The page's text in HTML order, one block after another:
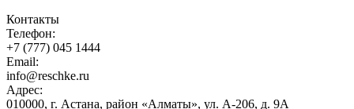
Контакты
Телефон:
+7 (777) 045 1444
Email:
info@reschke.ru
Адрес:
010000, г. Астана, район «Алматы», ул. А-206, д. 9А